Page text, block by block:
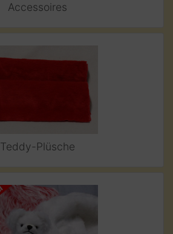
Accessoires
Teddy-Plüsche